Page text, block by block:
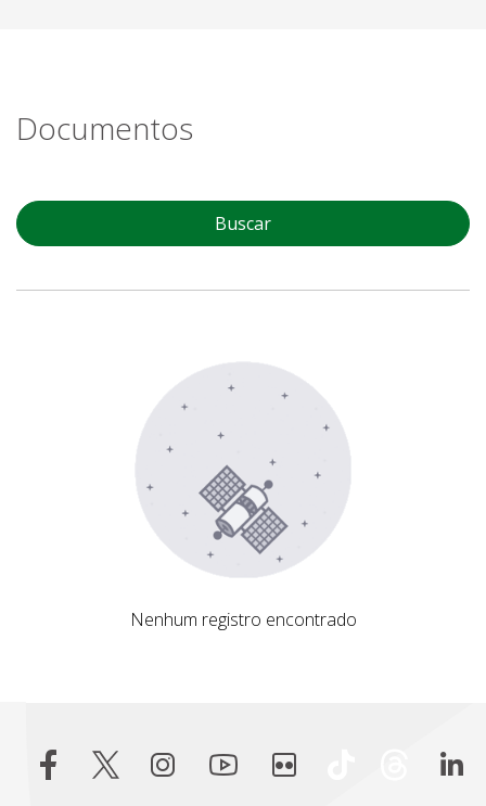
Documentos
Buscar
Nenhum registro encontrado
Nenhum registro encontrado